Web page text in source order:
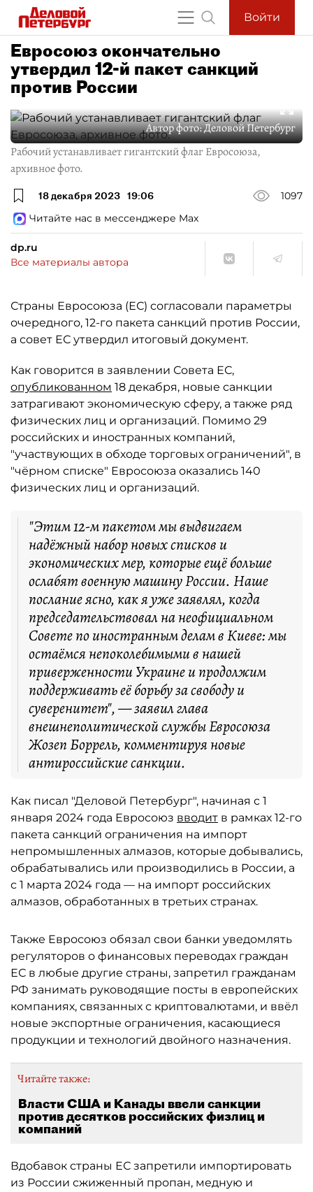
Войти
Евросоюз окончательно
утвердил 12-й пакет санкций
против России
Автор фото:Деловой Петербург
Рабочий устанавливает гигантский флаг Евросоюза,
архивное фото.
18 декабря 2023 19:06
1097
Читайте нас в мессенджере Max
dp.ru
Все материалы автора
Страны Евросоюза (ЕС) согласовали параметры
очередного, 12-го пакета санкций против России,
а совет ЕС утвердил итоговый документ.
Как говорится в заявлении Совета ЕС,
опубликованном 18 декабря, новые санкции
затрагивают экономическую сферу, а также ряд
физических лиц и организаций. Помимо 29
российских и иностранных компаний,
"участвующих в обходе торговых ограничений", в
"чёрном списке" Евросоюза оказались 140
физических лиц и организаций.
"Этим 12-м пакетом мы выдвигаем
надёжный набор новых списков и
экономических мер, которые ещё больше
ослабят военную машину России. Наше
послание ясно, как я уже заявлял, когда
председательствовал на неофициальном
Совете по иностранным делам в Киеве: мы
остаёмся непоколебимыми в нашей
приверженности Украине и продолжим
поддерживать её борьбу за свободу и
суверенитет", — заявил глава
внешнеполитической службы Евросоюза
Жозеп Боррель, комментируя новые
антироссийские санкции.
Как писал "Деловой Петербург", начиная с 1
января 2024 года Евросоюз вводит в рамках 12-го
пакета санкций ограничения на импорт
непромышленных алмазов, которые добывались,
обрабатывались или производились в России, а
с 1 марта 2024 года — на импорт российских
алмазов, обработанных в третьих странах.
Также Евросоюз обязал свои банки уведомлять
регуляторов о финансовых переводах граждан
ЕС в любые другие страны, запретил гражданам
РФ занимать руководящие посты в европейских
компаниях, связанных с криптовалютами, и ввёл
новые экспортные ограничения, касающиеся
продукции и технологий двойного назначения.
Читайте также:
Власти США и Канады ввели санкции
против десятков российских физлиц и
компаний
Вдобавок страны ЕС запретили импортировать
из России сжиженный пропан, медную и